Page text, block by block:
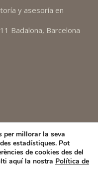
y asesoría en
Badalona, Barcelona
per millorar la seva
estadístiques. Pot
de cookies des del
aquí la nostra Política de